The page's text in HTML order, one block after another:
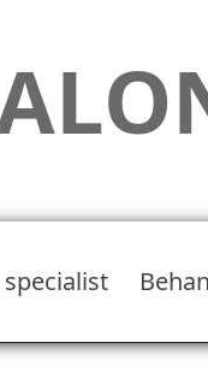
specialist